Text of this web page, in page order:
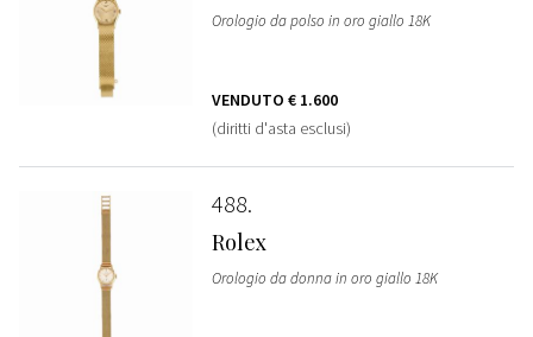
Orologio da polso in oro giallo 18K
VENDUTO € 1.600
(diritti d'asta esclusi)
488
Rolex
Orologio da donna in oro giallo 18K